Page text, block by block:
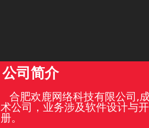
公司简介
合肥欢鹿网络科技有限公司,
术公司，业务涉及软件设计与
册。